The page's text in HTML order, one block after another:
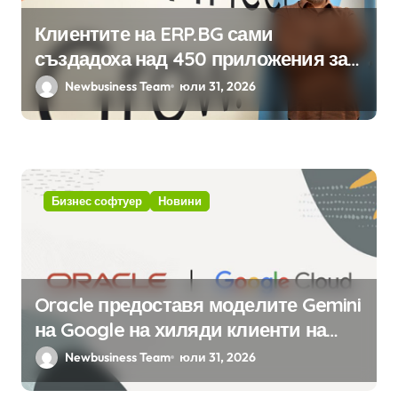
Клиентите на ERP.BG сами
създадоха над 450 приложения за
ERP системата с помощта на
вградения в нея изкуствен
Newbusiness Team юли 31, 2026
Бизнес софтуер Новини
Oracle предоставя моделите Gemini
на Google на хиляди клиенти на
бизнес приложения
Newbusiness Team юли 31, 2026